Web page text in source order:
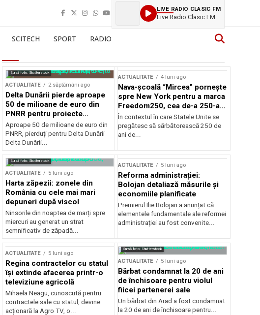
LIVE RADIO CLASIC FM
Carla
SCITECH SPORT RADIO
Sursă foto: Shutterstock
ACTUALITATE 2 săptămâni ago
Delta Dunării pierde aproape
50 de milioane de euro din
PNRR pentru proiecte
esențiale
Aproape 50 de milioane de euro din
PNRR, pierduți pentru Delta Dunării
Delta Dunării...
ACTUALITATE 4 luni ago
Nava-școală “Mircea” pornește
spre New York pentru a marca
Freedom250, cea de-a 250-a
aniversare a Statelor Unite
În contextul în care Statele Unite se
pregătesc să sărbătorească 250 de
ani de...
Sursă foto: Shutterstock
ACTUALITATE 5 luni ago
Harta zăpezii: zonele din
România cu cele mai mari
depuneri după viscol
Ninsorile din noaptea de marți spre
miercuri au generat un strat
semnificativ de zăpadă...
ACTUALITATE 5 luni ago
Reforma administrației:
Bolojan detaliază măsurile și
economiile planificate
Premierul Ilie Bolojan a anunțat că
elementele fundamentale ale reformei
administrației au fost convenite...
ACTUALITATE 5 luni ago
Regina contractelor cu statul
își extinde afacerea printr-o
televiziune agricolă
Mihaela Neagu, cunoscută pentru
contractele sale cu statul, devine
acționară la Agro TV, o...
Sursă foto: Shutterstock
ACTUALITATE 5 luni ago
Bărbat condamnat la 20 de ani
de închisoare pentru violul
fiicei partenerei sale
Un bărbat din Arad a fost condamnat
la 20 de ani de închisoare pentru...